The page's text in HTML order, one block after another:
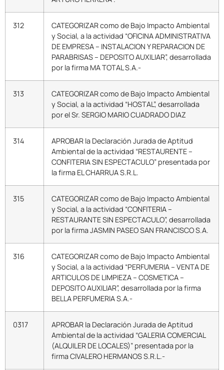
312
CATEGORIZAR como de Bajo Impacto Ambiental
y Social, a la actividad “OFICINA ADMINISTRATIVA
DE EMPRESA – INSTALACION Y REPARACION DE
PARABRISAS – DEPOSITO AUXILIAR”, desarrollada
por la firma MA TOTAL S.A.-
313
CATEGORIZAR como de Bajo Impacto Ambiental
y Social, a la actividad “HOSTAL”, desarrollada
por el Sr. SERGIO MARIO CUADRADO DIAZ
314
APROBAR la Declaración Jurada de Aptitud
Ambiental de la actividad “RESTAURENTE –
CONFITERIA SIN ESPECTACULO” presentada por
la firma EL CHARRUA S.R.L.
315
CATEGORIZAR como de Bajo Impacto Ambiental
y Social, a la actividad “CONFITERIA –
RESTAURANTE SIN ESPECTACULO”, desarrollada
por la firma JASMIN PASEO SAN FRANCISCO S.A.
316
CATEGORIZAR como de Bajo Impacto Ambiental
y Social, a la actividad “PERFUMERIA – VENTA DE
ARTICULOS DE LIMPIEZA – COSMETICA –
DEPOSITO AUXILIAR”, desarrollada por la firma
BELLA PERFUMERIA S.A.-
0317
APROBAR la Declaración Jurada de Aptitud
Ambiental de la actividad “GALERIA COMERCIAL
(ALQUILER DE LOCALES)” presentada por la
firma CIVALERO HERMANOS S.R.L.-